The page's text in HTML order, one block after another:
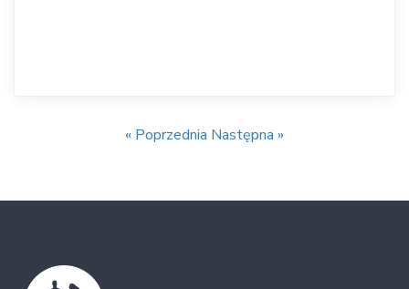
« Poprzednia Następna »